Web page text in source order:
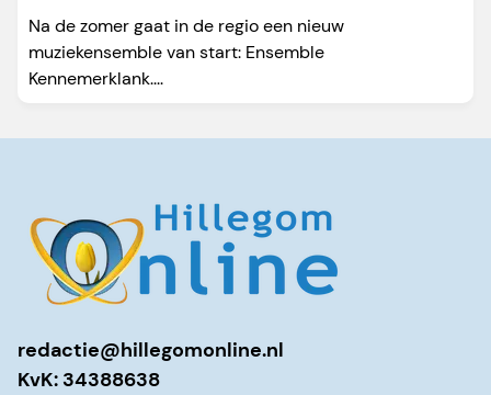
Na de zomer gaat in de regio een nieuw
muziekensemble van start: Ensemble
Kennemerklank....
redactie@hillegomonline.nl
KvK: 34388638